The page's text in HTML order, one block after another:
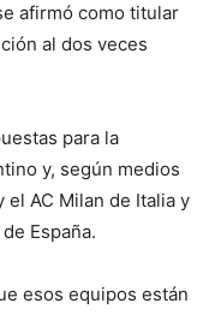
afirmó como titular
al dos veces
para la
y, según medios
AC Milan de Italia y
España.
esos equipos están